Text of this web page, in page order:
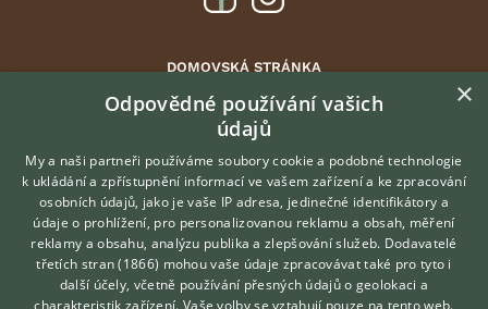
DOMOVSKÁ STRÁNKA
INZERCE
DISKUSE
ČLÁNKY
ATLAS
O nás
Kontakt
Možnosti zvýraznění inzerátů
Hledáte zvířecího kamaráda?
Zdarma vám poradí
×
Odpovědné používání vašich
údajů
My a naši partneři používáme soubory cookie a podobné technologie
k ukládání a zpřístupnění informací ve vašem zařízení a ke zpracování
osobních údajů, jako je vaše IP adresa, jedinečné identifikátory a
údaje o prohlížení, pro personalizovanou reklamu a obsah, měření
reklamy a obsahu, analýzu publika a zlepšování služeb. Dodavatelé
třetích stran (1866) mohou vaše údaje zpracovávat také pro tyto i
další účely, včetně používání přesných údajů o geolokaci a
charakteristik zařízení. Vaše volby se vztahují pouze na tento web.